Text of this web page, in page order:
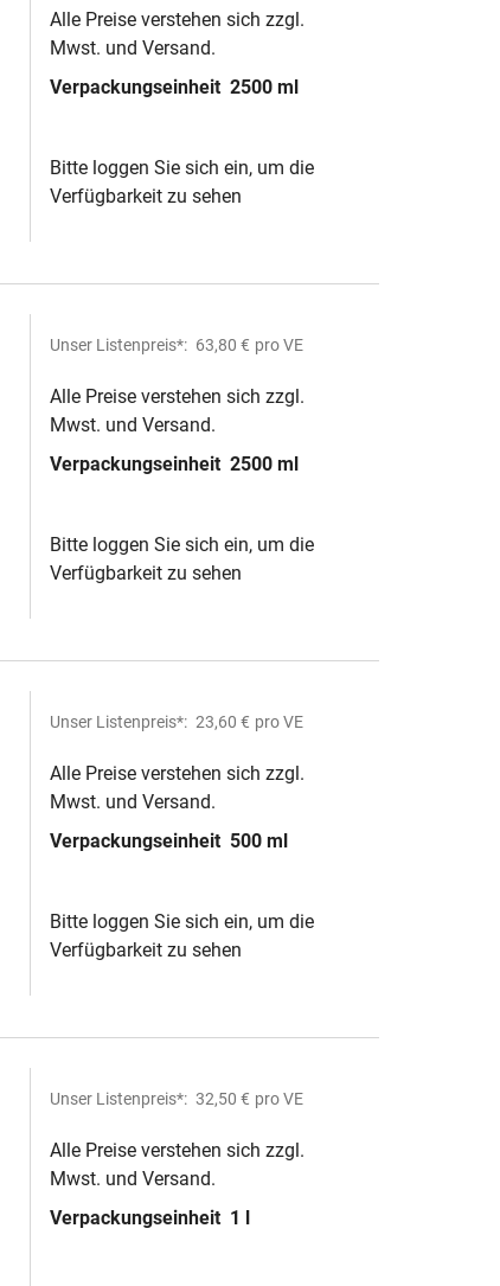
Alle Preise verstehen sich zzgl.
Mwst. und Versand.
Verpackungseinheit 2500 ml
Bitte loggen Sie sich ein, um die
Verfügbarkeit zu sehen
Unser Listenpreis*: 63,80 € pro VE
Alle Preise verstehen sich zzgl.
Mwst. und Versand.
Verpackungseinheit 2500 ml
Bitte loggen Sie sich ein, um die
Verfügbarkeit zu sehen
Unser Listenpreis*: 23,60 € pro VE
Alle Preise verstehen sich zzgl.
Mwst. und Versand.
Verpackungseinheit 500 ml
Bitte loggen Sie sich ein, um die
Verfügbarkeit zu sehen
Unser Listenpreis*: 32,50 € pro VE
Alle Preise verstehen sich zzgl.
Mwst. und Versand.
Verpackungseinheit 1 l